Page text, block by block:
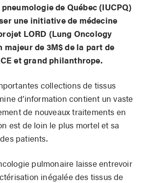
de Québec (IUCPQ)
une initiative de médecine
LORD (Lung Oncology
de 3M$ de la part de
et grand philanthrope.
collections de tissus
d’information contient un vaste
de nouveaux traitements en
est de loin le plus mortel et sa
patients.
pulmonaire laisse entrevoir
inégalée des tissus de